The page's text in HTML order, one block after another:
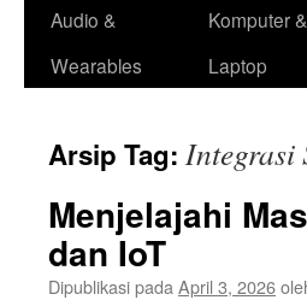
Audio &
Wearables
Komputer &
Laptop
Arsip Tag: Integrasi
Menjelajahi
dan IoT
Dipublikasi pada April 3, 2026